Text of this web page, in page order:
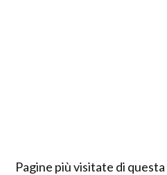
Pagine più visitate di